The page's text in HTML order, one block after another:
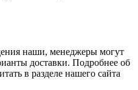
наши, менеджеры могут
доставки. Подробнее об
в разделе нашего сайта